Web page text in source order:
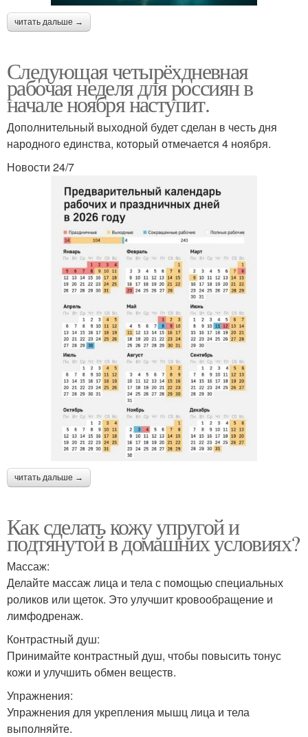
читать дальше →
Следующая четырёхдневная
рабочая неделя для россиян в
начале ноября наступит.
Дополнительный выходной будет сделан в честь дня
народного единства, который отмечается 4 ноября.
Новости 24/7
читать дальше →
Как сделать кожу упругой и
подтянутой в домашних условиях?
Массаж:
Делайте массаж лица и тела с помощью специальных
роликов или щеток. Это улучшит кровообращение и
лимфодренаж.
Контрастный душ:
Принимайте контрастный душ, чтобы повысить тонус
кожи и улучшить обмен веществ.
Упражнения:
Упражнения для укрепления мышц лица и тела
выполняйте.